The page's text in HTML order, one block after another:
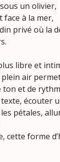
un olivier,
face à la mer,
privé où la
libre et
plein air
et de
écouter
pétales,
cette forme